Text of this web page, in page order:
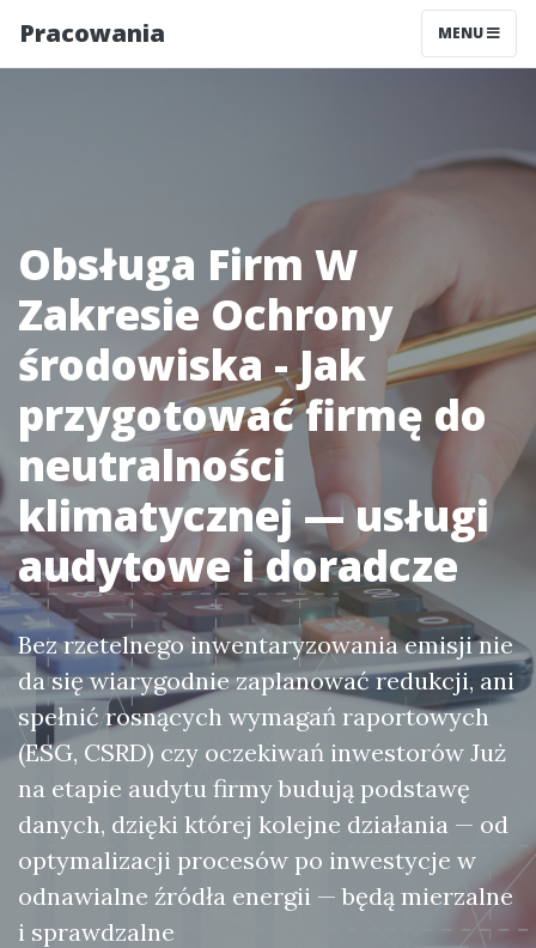
Pracowania MENU
Obsługa Firm W
Zakresie Ochrony
środowiska - Jak
przygotować firmę do
neutralności
klimatycznej — usługi
audytowe i doradcze
Bez rzetelnego inwentaryzowania emisji nie
da się wiarygodnie zaplanować redukcji, ani
spełnić rosnących wymagań raportowych
(ESG, CSRD) czy oczekiwań inwestorów Już
na etapie audytu firmy budują podstawę
danych, dzięki której kolejne działania — od
optymalizacji procesów po inwestycje w
odnawialne źródła energii — będą mierzalne
i sprawdzalne